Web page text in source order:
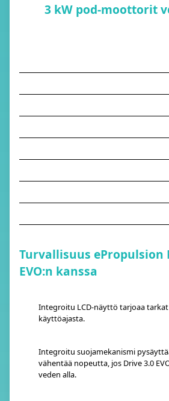
3 kW pod-moottorit
Turvallisuus ePropulsion
EVO:n kanssa
Integroitu LCD-näyttö tarjoaa
käyttöajasta.
Integroitu suojamekanismi
vähentää nopeutta, jos Drive 3.0
veden alla.